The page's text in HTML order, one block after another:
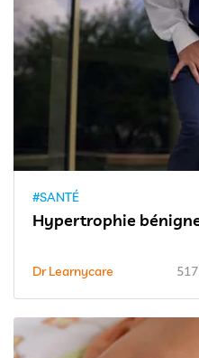
#SANTÉ
Hypertrophie
Dr Learnycare